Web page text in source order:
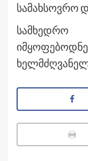
სამახსოვრო